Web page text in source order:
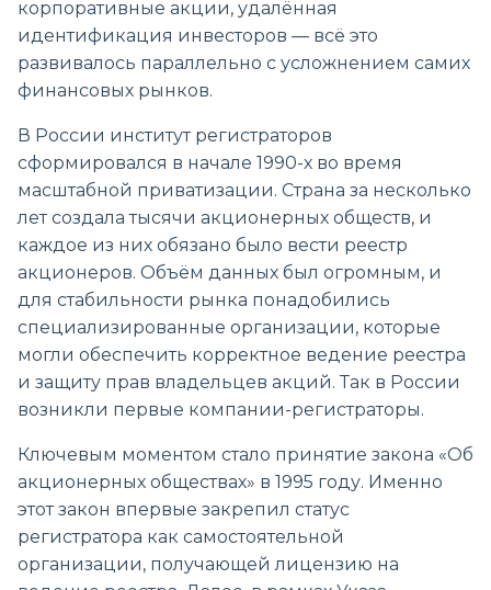
корпоративные акции, удалённая
идентификация инвесторов — всё это
развивалось параллельно с усложнением самих
финансовых рынков.
В России институт регистраторов
сформировался в начале 1990-х во время
масштабной приватизации. Страна за несколько
лет создала тысячи акционерных обществ, и
каждое из них обязано было вести реестр
акционеров. Объём данных был огромным, и
для стабильности рынка понадобились
специализированные организации, которые
могли обеспечить корректное ведение реестра
и защиту прав владельцев акций. Так в России
возникли первые компании-регистраторы.
Ключевым моментом стало принятие закона «Об
акционерных обществах» в 1995 году. Именно
этот закон впервые закрепил статус
регистратора как самостоятельной
организации, получающей лицензию на